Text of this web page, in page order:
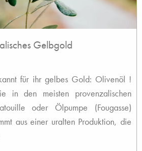
Gelbgold
für ihr gelbes Gold: Olivenöl !
in den meisten provenzalischen
oder Ölpumpe (Fougasse)
aus einer uralten Produktion, die